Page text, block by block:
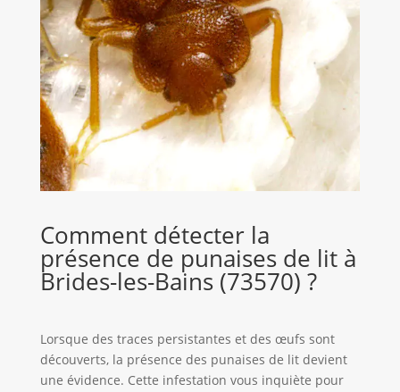
Comment détecter la
présence de punaises de lit à
Brides-les-Bains (73570) ?
Lorsque des traces persistantes et des œufs sont
découverts, la présence des punaises de lit devient
une évidence. Cette infestation vous inquiète pour